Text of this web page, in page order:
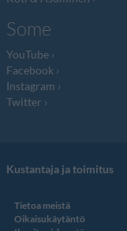
Some
YouTube
Facebook
Instagram
Twitter
Kustantaja ja toimitus
Tietoa meistä
Oikaisukäytäntö